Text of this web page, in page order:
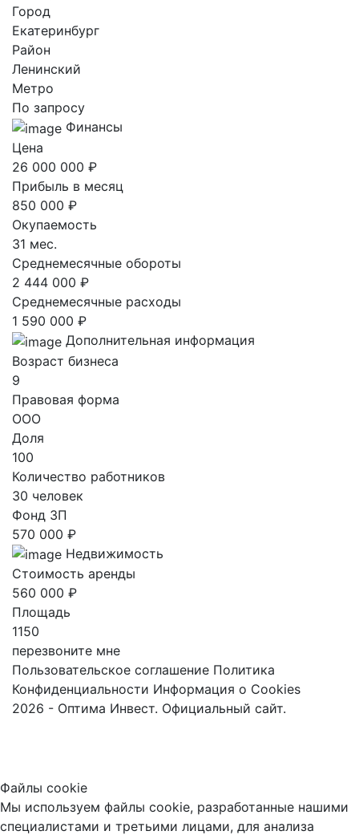
Город
Екатеринбург
Район
Ленинский
Метро
По запросу
Финансы
Цена
26 000 000 ₽
Прибыль в месяц
850 000 ₽
Окупаемость
31 мес.
Среднемесячные обороты
2 444 000 ₽
Среднемесячные расходы
1 590 000 ₽
Дополнительная информация
Возраст бизнеса
9
Правовая форма
ООО
Доля
100
Количество работников
30 человек
Фонд ЗП
570 000 ₽
Недвижимость
Стоимость аренды
560 000 ₽
Площадь
1150
перезвоните мне
Пользовательское соглашение Политика
Конфиденциальности Информация о Cookies
2026 - Оптима Инвест. Официальный сайт.
Файлы cookie
Мы используем файлы cookie, разработанные нашими
специалистами и третьими лицами, для анализа